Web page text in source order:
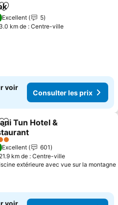
Ajouter à mes favoris
Excellent
5
km de : Centre-ville
voir
Consulter les prix
Ajouter à mes favoris
Tun Hotel &
Excellent
601
km de : Centre-ville
extérieure avec vue sur la montagne
voir